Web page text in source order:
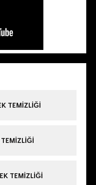
TEMIZLIĞI
TEMIZLIĞI